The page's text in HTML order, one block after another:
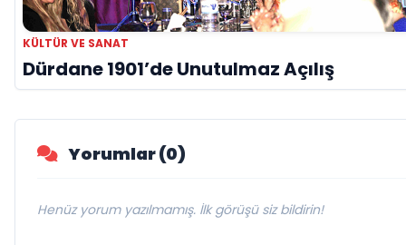
KÜLTÜR VE SANAT
Dürdane 1901’de Unutulmaz Açılış
Yorumlar (0)
Henüz yorum yazılmamış. İlk görüşü siz bildirin!